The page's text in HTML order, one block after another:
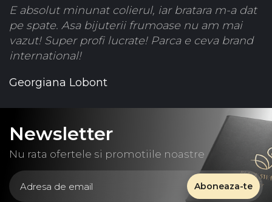
Georgiana Lobont
E absolut minunat colierul, iar bratara m-a dat
pe spate. Asa bijuterii frumoase nu am mai
vazut! Super profi lucrate! Parca e ceva brand
international!
Newsletter
Nu rata ofertele si promotiile noastre